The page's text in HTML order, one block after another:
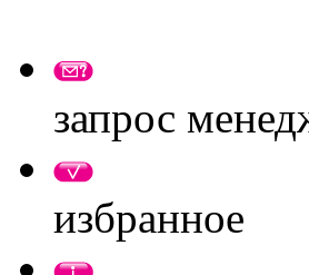
запрос
избранное